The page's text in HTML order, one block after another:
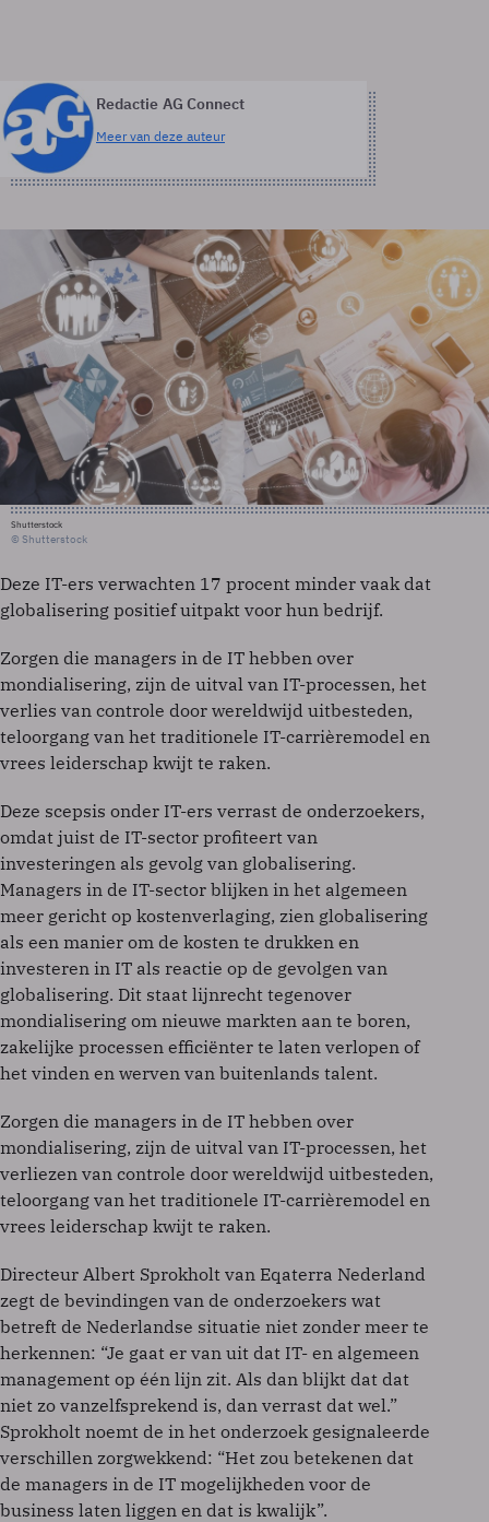
Redactie AG Connect
Meer van deze auteur
Shutterstock
© Shutterstock
Deze IT-ers verwachten 17 procent minder vaak dat
globalisering positief uitpakt voor hun bedrijf.
Zorgen die managers in de IT hebben over
mondialisering, zijn de uitval van IT-processen, het
verlies van controle door wereldwijd uitbesteden,
teloorgang van het traditionele IT-carrièremodel en
vrees leiderschap kwijt te raken.
Deze scepsis onder IT-ers verrast de onderzoekers,
omdat juist de IT-sector profiteert van
investeringen als gevolg van globalisering.
Managers in de IT-sector blijken in het algemeen
meer gericht op kostenverlaging, zien globalisering
als een manier om de kosten te drukken en
investeren in IT als reactie op de gevolgen van
globalisering. Dit staat lijnrecht tegenover
mondialisering om nieuwe markten aan te boren,
zakelijke processen efficiënter te laten verlopen of
het vinden en werven van buitenlands talent.
Zorgen die managers in de IT hebben over
mondialisering, zijn de uitval van IT-processen, het
verliezen van controle door wereldwijd uitbesteden,
teloorgang van het traditionele IT-carrièremodel en
vrees leiderschap kwijt te raken.
Directeur Albert Sprokholt van Eqaterra Nederland
zegt de bevindingen van de onderzoekers wat
betreft de Nederlandse situatie niet zonder meer te
herkennen: “Je gaat er van uit dat IT- en algemeen
management op één lijn zit. Als dan blijkt dat dat
niet zo vanzelfsprekend is, dan verrast dat wel.”
Sprokholt noemt de in het onderzoek gesignaleerde
verschillen zorgwekkend: “Het zou betekenen dat
de managers in de IT mogelijkheden voor de
business laten liggen en dat is kwalijk”.